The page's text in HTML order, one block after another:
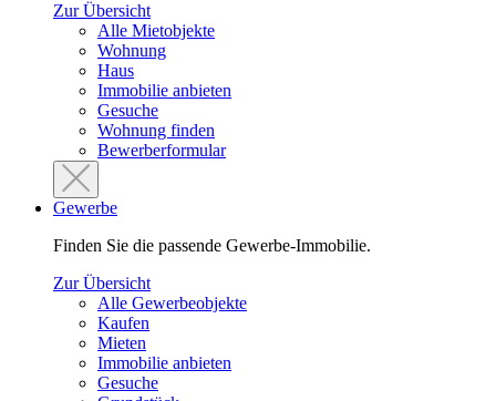
Zur Übersicht
Alle Mietobjekte
Wohnung
Haus
Immobilie anbieten
Gesuche
Wohnung finden
Bewerberformular
Gewerbe
Finden Sie die passende Gewerbe-Immobilie.
Zur Übersicht
Alle Gewerbeobjekte
Kaufen
Mieten
Immobilie anbieten
Gesuche